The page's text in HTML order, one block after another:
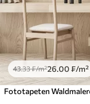
43.33₣/m²26.00 ₣/m²